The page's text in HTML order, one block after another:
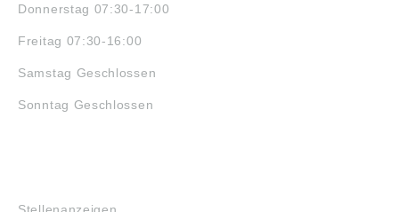
Donnerstag 07:30-17:00
Freitag 07:30-16:00
Samstag Geschlossen
Sonntag Geschlossen
Stellenanzeigen